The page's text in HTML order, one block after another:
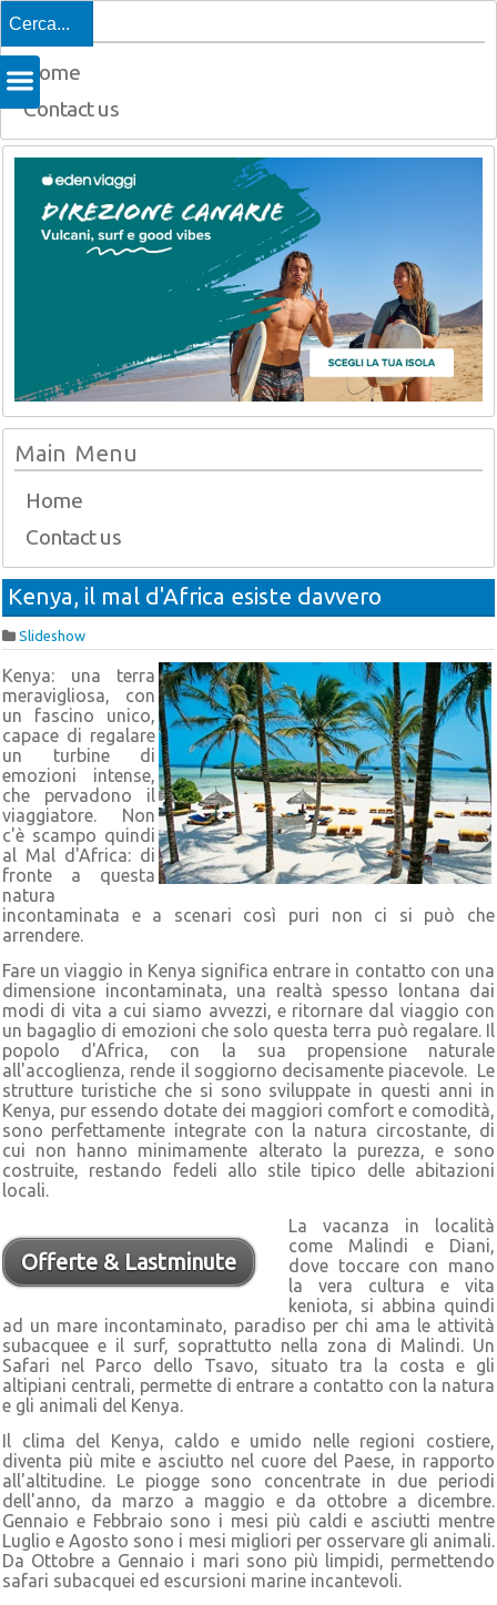
Top
Home
Contact us
Main Menu
Home
Contact us
Kenya, il mal d'Africa esiste davvero
Slideshow
Kenya: una terra
meravigliosa, con
un fascino unico,
capace di regalare
un turbine di
emozioni intense,
che pervadono il
viaggiatore. Non
c'è scampo quindi
al Mal d'Africa: di
fronte a questa
natura
incontaminata e a scenari così puri non ci si può che
arrendere.
Fare un viaggio in Kenya significa entrare in contatto con una
dimensione incontaminata, una realtà spesso lontana dai
modi di vita a cui siamo avvezzi, e ritornare dal viaggio con
un bagaglio di emozioni che solo questa terra può regalare. Il
popolo d'Africa, con la sua propensione naturale
all'accoglienza, rende il soggiorno decisamente piacevole. Le
strutture turistiche che si sono sviluppate in questi anni in
Kenya, pur essendo dotate dei maggiori comfort e comodità,
sono perfettamente integrate con la natura circostante, di
cui non hanno minimamente alterato la purezza, e sono
costruite, restando fedeli allo stile tipico delle abitazioni
locali.
Offerte & Lastminute
La vacanza in località
come Malindi e Diani,
dove toccare con mano
la vera cultura e vita
keniota, si abbina quindi
ad un mare incontaminato, paradiso per chi ama le attività
subacquee e il surf, soprattutto nella zona di Malindi. Un
Safari nel Parco dello Tsavo, situato tra la costa e gli
altipiani centrali, permette di entrare a contatto con la natura
e gli animali del Kenya.
Il clima del Kenya, caldo e umido nelle regioni costiere,
diventa più mite e asciutto nel cuore del Paese, in rapporto
all'altitudine. Le piogge sono concentrate in due periodi
dell'anno, da marzo a maggio e da ottobre a dicembre.
Gennaio e Febbraio sono i mesi più caldi e asciutti mentre
Luglio e Agosto sono i mesi migliori per osservare gli animali.
Da Ottobre a Gennaio i mari sono più limpidi, permettendo
safari subacquei ed escursioni marine incantevoli.